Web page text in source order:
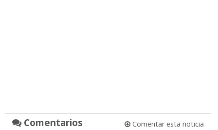
Comentarios Comentar esta noticia